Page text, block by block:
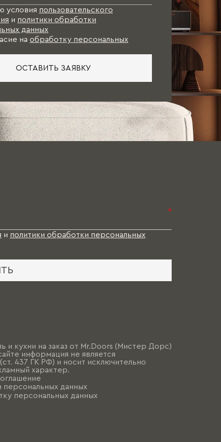
условия пользовательского
и политики обработки
данных
на обработку персональных
ОСТАВИТЬ ЗАЯВКУ
*
и политики обработки персональных
и кухни на заказ от Mr.Doors (Мистер Дорс)
информация не является
437 ГК РФ) и носит исключительно
характер.
персональных данных
персональных данных